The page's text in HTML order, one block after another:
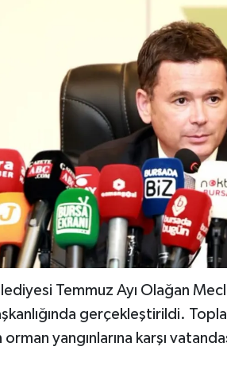
Temmuz Ayı Olağan
gerçekleştirildi.
yangınlarına karşı